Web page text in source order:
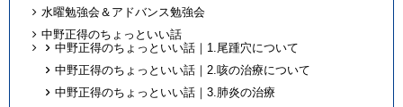
水曜勉強会＆アドバンス勉強会
中野正得のちょっといい話
中野正得のちょっといい話｜1.尾踵穴について
中野正得のちょっといい話｜2.咳の治療について
中野正得のちょっといい話｜3.肺炎の治療